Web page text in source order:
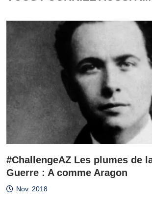
#ChallengeAZ Les plumes de
Guerre : A comme Aragon
Nov. 2018